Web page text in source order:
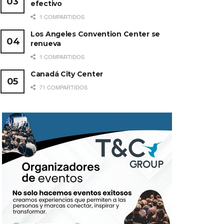
efectivo
1 COMPARTIDOS
Los Angeles Convention Center se
renueva
1 COMPARTIDOS
Canadá City Center
71 COMPARTIDOS